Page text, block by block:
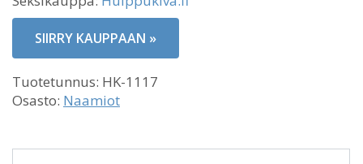
SIIRRY KAUPPAAN »
Tuotetunnus: HK-1117
Osasto: Naamiot